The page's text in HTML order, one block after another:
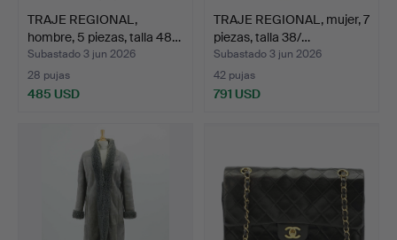
TRAJE REGIONAL,
hombre, 5 piezas, talla 48…
Subastado 3 jun 2026
28 pujas
485 USD
TRAJE REGIONAL, mujer, 7
piezas, talla 38/…
Subastado 3 jun 2026
42 pujas
791 USD